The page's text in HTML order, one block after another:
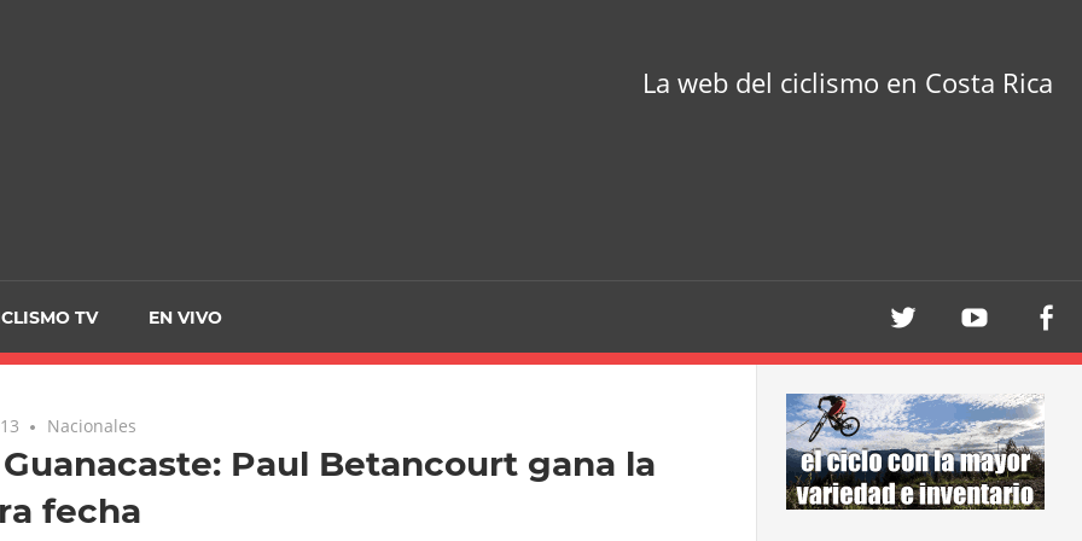
La web del ciclismo en Costa Rica
TV EN VIVO
Nacionales
Paul Betancourt gana la
fecha